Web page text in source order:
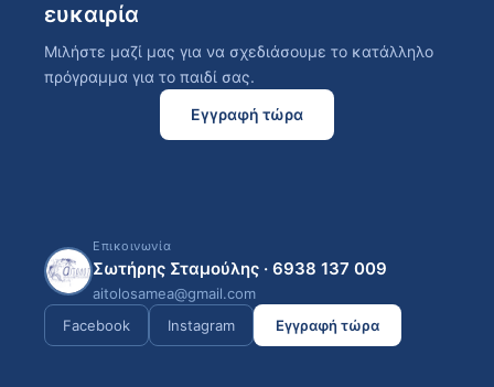
ευκαιρία
Μιλήστε μαζί μας για να σχεδιάσουμε το κατάλληλο
πρόγραμμα για το παιδί σας.
Εγγραφή τώρα
Επικοινωνία
Σωτήρης Σταμούλης · 6938 137 009
aitolosamea@gmail.com
Facebook
Instagram Εγγραφή τώρα